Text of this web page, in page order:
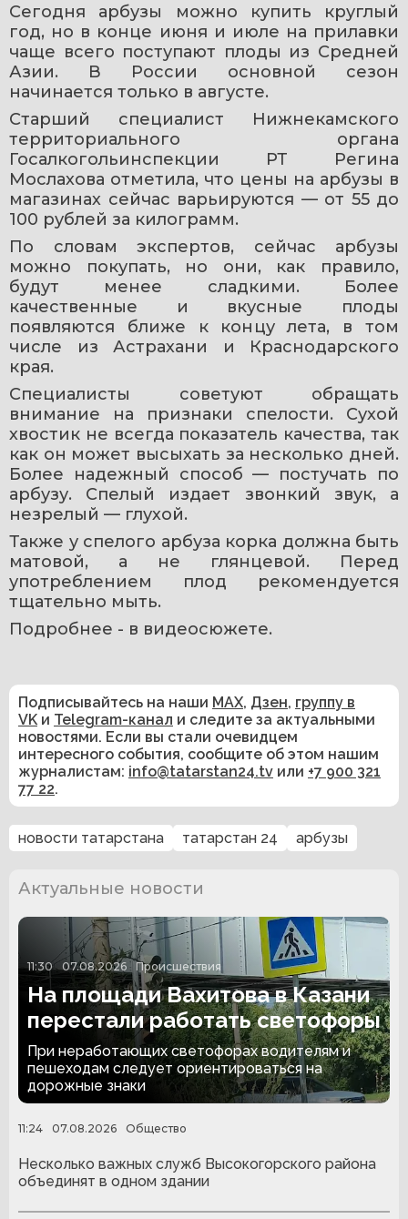
Сегодня арбузы можно купить круглый
год, но в конце июня и июле на прилавки
чаще всего поступают плоды из Средней
Азии. В России основной сезон
начинается только в августе.
Старший специалист Нижнекамского
территориального органа
Госалкогольинспекции РТ Регина
Мослахова отметила, что цены на арбузы в
магазинах сейчас варьируются — от 55 до
100 рублей за килограмм.
По словам экспертов, сейчас арбузы
можно покупать, но они, как правило,
будут менее сладкими. Более
качественные и вкусные плоды
появляются ближе к концу лета, в том
числе из Астрахани и Краснодарского
края.
Специалисты советуют обращать
внимание на признаки спелости. Сухой
хвостик не всегда показатель качества, так
как он может высыхать за несколько дней.
Более надежный способ — постучать по
арбузу. Спелый издает звонкий звук, а
незрелый — глухой.
Также у спелого арбуза корка должна быть
матовой, а не глянцевой. Перед
употреблением плод рекомендуется
тщательно мыть.
Подробнее - в видеосюжете.
Подписывайтесь на наши MAX, Дзен, группу в
VK и Telegram-канал и следите за актуальными
новостями. Если вы стали очевидцем
интересного события, сообщите об этом нашим
журналистам: info@tatarstan24.tv или +7 900 321
77 22.
новости татарстана татарстан 24 арбузы
Актуальные новости
11:30 07.08.2026 Происшествия
На площади Вахитова в Казани
перестали работать светофоры
При неработающих светофорах водителям и
пешеходам следует ориентироваться на
дорожные знаки
11:24 07.08.2026 Общество
Несколько важных служб Высокогорского района
объединят в одном здании